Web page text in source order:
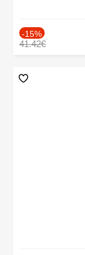
-15%
41.42€